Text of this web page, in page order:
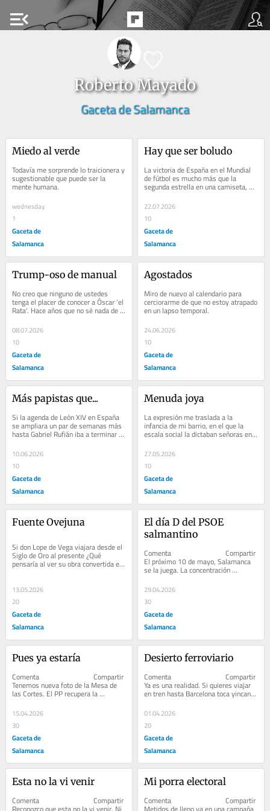
menu_open
Roberto Mayado
Gaceta de Salamanca
Miedo al verde
Todavía me sorprende lo traicionera y
sugestionable que puede ser la
mente humana.
wednesday
1
Gaceta de
Salamanca
Hay que ser boludo
La victoria de España en el Mundial
de fútbol es mucho más que la
segunda estrella en una camiseta,
mucho más que millones de
gargantas gritando...
22.07.2026
10
Gaceta de
Salamanca
Trump-oso de manual
No creo que ninguno de ustedes
tenga el placer de conocer a Óscar 'el
Rata'. Hace años que no sé nada de
él, pero su recuerdo se me presenta
muy...
08.07.2026
10
Gaceta de
Salamanca
Agostados
Miro de nuevo al calendario para
cerciorarme de que no estoy atrapado
en un lapso temporal.
24.06.2026
10
Gaceta de
Salamanca
Más papistas que...
Si la agenda de León XIV en España
se ampliara un par de semanas más
hasta Gabriel Rufián iba a terminar
acumulando...
10.06.2026
10
Gaceta de
Salamanca
Menuda joya
La expresión me traslada a la
infancia de mi barrio, en el que la
escala social la dictaban señoras en
27.05.2026
10
Gaceta de
Salamanca
Fuente Ovejuna
Si don Lope de Vega viajara desde el
Siglo de Oro al presente ¿Qué
pensaría al ver su obra convertida en
grito de los pueblos que luchan contra
13.05.2026
20
Gaceta de
Salamanca
El día D del PSOE
salmantino
Comenta                              Compartir
El próximo 10 de mayo, Salamanca
se la juega. La concentración
convocada para exigir...
29.04.2026
30
Gaceta de
Salamanca
Pues ya estaría
Comenta                              Compartir
Tenemos nueva foto de la Mesa de
las Cortes. El PP recupera la
presidencia tras años de...
15.04.2026
30
Gaceta de
Salamanca
Desierto ferroviario
Comenta                              Compartir
Ya es una realidad. Si quieres viajar
en tren hasta Barcelona toca yincana.
01.04.2026
20
Gaceta de
Salamanca
Esta no la vi venir
Comenta                              Compartir
Mi porra electoral
Comenta                              Compartir